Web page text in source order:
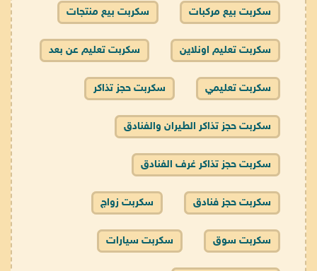
سكربت بيع مركبات سكربت بيع منتجات
سكربت تعليم اونلاين سكربت تعليم عن بعد
سكربت تعليمي سكربت حجز تذاكر
سكربت حجز تذاكر الطيران والفنادق
سكربت حجز تذاكر غرف الفنادق
سكربت حجز فنادق سكربت زواج
سكربت سوق سكربت سيارات